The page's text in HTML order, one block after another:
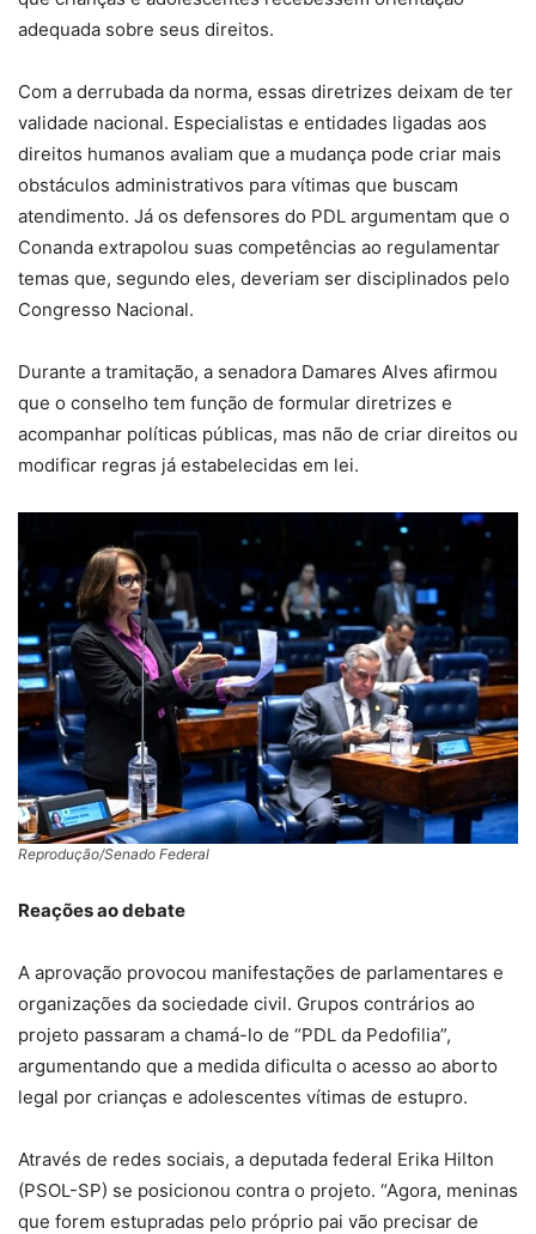
adequada sobre seus direitos.
Com a derrubada da norma, essas diretrizes deixam de ter
validade nacional. Especialistas e entidades ligadas aos
direitos humanos avaliam que a mudança pode criar mais
obstáculos administrativos para vítimas que buscam
atendimento. Já os defensores do PDL argumentam que o
Conanda extrapolou suas competências ao regulamentar
temas que, segundo eles, deveriam ser disciplinados pelo
Congresso Nacional.
Durante a tramitação, a senadora Damares Alves afirmou
que o conselho tem função de formular diretrizes e
acompanhar políticas públicas, mas não de criar direitos ou
modificar regras já estabelecidas em lei.
Reprodução/Senado Federal
Reações ao debate
A aprovação provocou manifestações de parlamentares e
organizações da sociedade civil. Grupos contrários ao
projeto passaram a chamá-lo de “PDL da Pedofilia”,
argumentando que a medida dificulta o acesso ao aborto
legal por crianças e adolescentes vítimas de estupro.
Através de redes sociais, a deputada federal Erika Hilton
(PSOL-SP) se posicionou contra o projeto. “Agora, meninas
que forem estupradas pelo próprio pai vão precisar de